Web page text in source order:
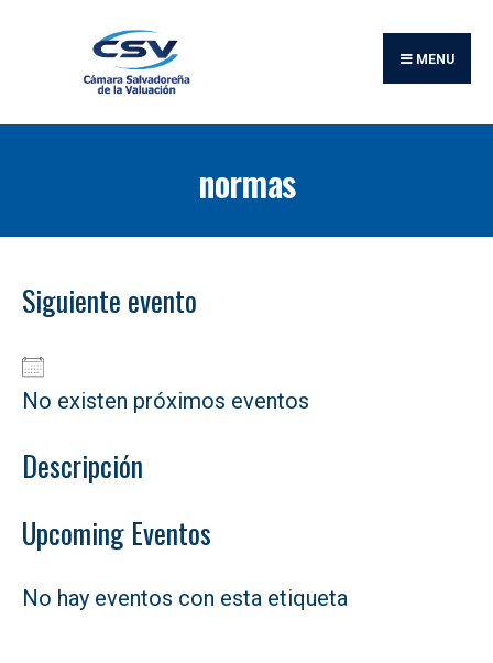
MENU
normas
Siguiente evento
No existen próximos eventos
Descripción
Upcoming Eventos
No hay eventos con esta etiqueta